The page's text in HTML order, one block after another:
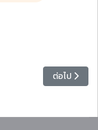
กษะด้านคอมพิวเตอร์สำ
เนื้อหาถัดไป
ต่อไป